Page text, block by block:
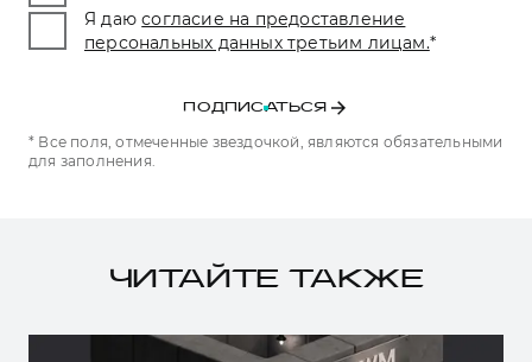
Я даю согласие на предоставление
персональных данных третьим лицам.*
ПОДПИСАТЬСЯ
* Все поля, отмеченные звездочкой, являются обязательными
для заполнения.
ЧИТАЙТЕ ТАКЖЕ